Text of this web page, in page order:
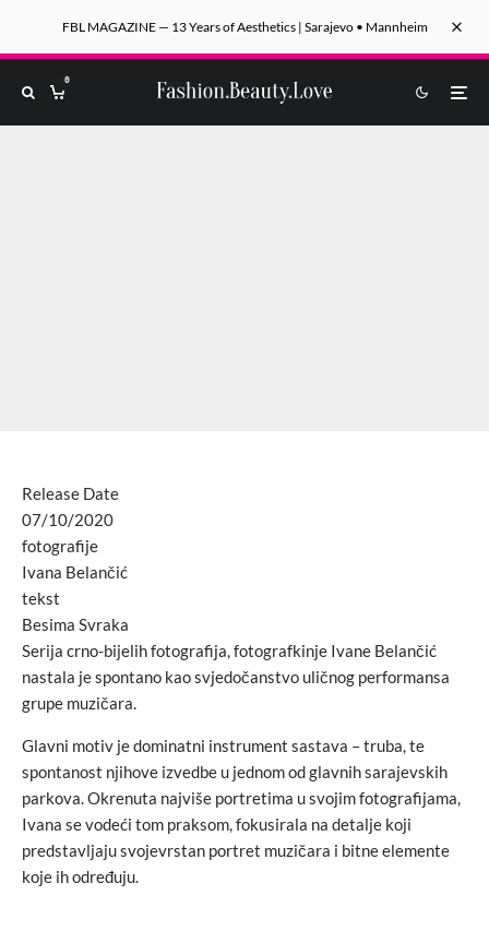
FBL MAGAZINE — 13 Years of Aesthetics | Sarajevo • Mannheim
0
Release Date
07/10/2020
fotografije
Ivana Belančić
tekst
Besima Svraka
Serija crno-bijelih fotografija, fotografkinje Ivane Belančić
nastala je spontano kao svjedočanstvo uličnog performansa
grupe muzičara.
Glavni motiv je dominatni instrument sastava – truba, te
spontanost njihove izvedbe u jednom od glavnih sarajevskih
parkova. Okrenuta najviše portretima u svojim fotografijama,
Ivana se vodeći tom praksom, fokusirala na detalje koji
predstavljaju svojevrstan portret muzičara i bitne elemente
koje ih određuju.